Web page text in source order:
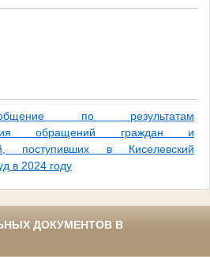
по результатам
обращений граждан и
поступивших в Киселевский
в 2024 году
ДОКУМЕНТОВ В